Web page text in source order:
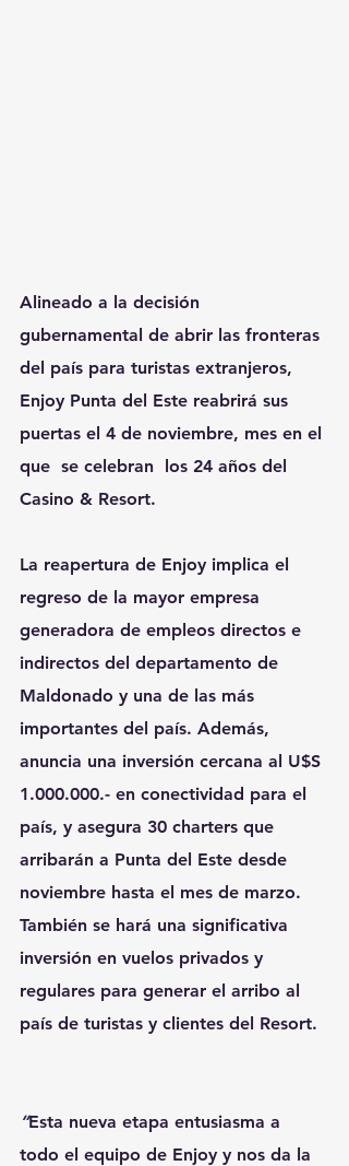
Alineado a la decisión
gubernamental de abrir las fronteras
del país para turistas extranjeros,
Enjoy Punta del Este reabrirá sus
puertas el 4 de noviembre, mes en el
que  se celebran  los 24 años del
Casino & Resort.
La reapertura de Enjoy implica el
regreso de la mayor empresa
generadora de empleos directos e
indirectos del departamento de
Maldonado y una de las más
importantes del país. Además,
anuncia una inversión cercana al U$S
1.000.000.- en conectividad para el
país, y asegura 30 charters que
arribarán a Punta del Este desde
noviembre hasta el mes de marzo.
También se hará una significativa
inversión en vuelos privados y
regulares para generar el arribo al
país de turistas y clientes del Resort.
“Esta nueva etapa entusiasma a
todo el equipo de Enjoy y nos da la